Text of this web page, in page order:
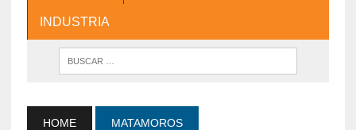
INDUSTRIA
HOME MATAMOROS